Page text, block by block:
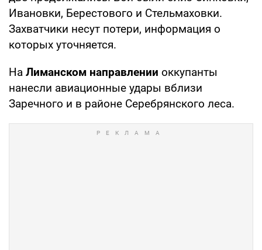
Ивановки, Берестового и Стельмаховки.
Захватчики несут потери, информация о
которых уточняется.
На Лиманском направлении оккупанты
нанесли авиационные удары вблизи
Заречного и в районе Серебрянского леса.